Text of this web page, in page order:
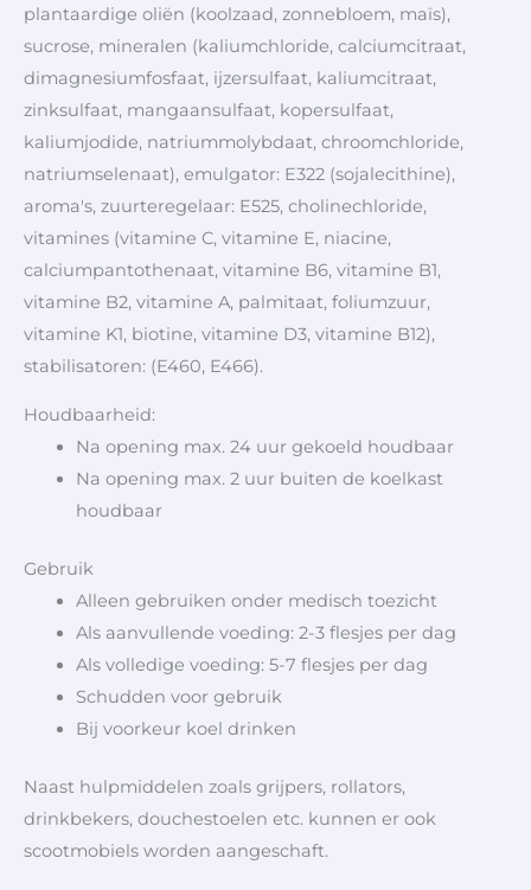
plantaardige oliën (koolzaad, zonnebloem, maïs),
sucrose, mineralen (kaliumchloride, calciumcitraat,
dimagnesiumfosfaat, ijzersulfaat, kaliumcitraat,
zinksulfaat, mangaansulfaat, kopersulfaat,
kaliumjodide, natriummolybdaat, chroomchloride,
natriumselenaat), emulgator: E322 (sojalecithine),
aroma's, zuurteregelaar: E525, cholinechloride,
vitamines (vitamine C, vitamine E, niacine,
calciumpantothenaat, vitamine B6, vitamine B1,
vitamine B2, vitamine A, palmitaat, foliumzuur,
vitamine K1, biotine, vitamine D3, vitamine B12),
stabilisatoren: (E460, E466).
Houdbaarheid:
Na opening max. 24 uur gekoeld houdbaar
Na opening max. 2 uur buiten de koelkast
houdbaar
Gebruik
Alleen gebruiken onder medisch toezicht
Als aanvullende voeding: 2-3 flesjes per dag
Als volledige voeding: 5-7 flesjes per dag
Schudden voor gebruik
Bij voorkeur koel drinken
Naast hulpmiddelen zoals grijpers, rollators,
drinkbekers, douchestoelen etc. kunnen er ook
scootmobiels worden aangeschaft.